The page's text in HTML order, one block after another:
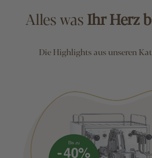
Alles wasIhr Herz
Die Highlights aus unseren